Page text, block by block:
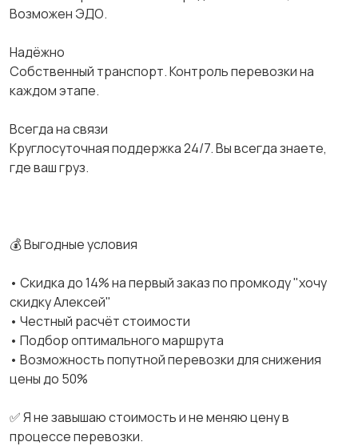
Возможен ЭДО.
Надёжно
Собственный транспорт. Контроль перевозки на
каждом этапе.
Всегда на связи
Круглосуточная поддержка 24/7. Вы всегда знаете,
где ваш груз.
💰 Выгодные условия
• Скидка до 14% на первый заказ по промкоду "хочу
скидку Алексей"
• Честный расчёт стоимости
• Подбор оптимального маршрута
• Возможность попутной перевозки для снижения
цены до 50%
✅ Я не завышаю стоимость и не меняю цену в
процессе перевозки.